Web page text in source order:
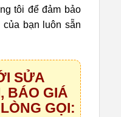
tôi để đảm bảo
của bạn luôn sẵn
SỬA
BÁO GIÁ
GỌI: